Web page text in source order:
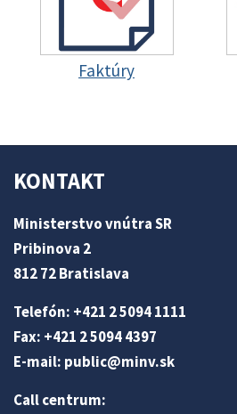
Faktúry
KONTAKT
Ministerstvo vnútra SR
Pribinova 2
812 72 Bratislava
Telefón: +421 2 5094 1111
Fax: +421 2 5094 4397
E-mail: public@minv.sk
Call centrum: